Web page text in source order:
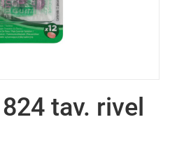
tav. rivel